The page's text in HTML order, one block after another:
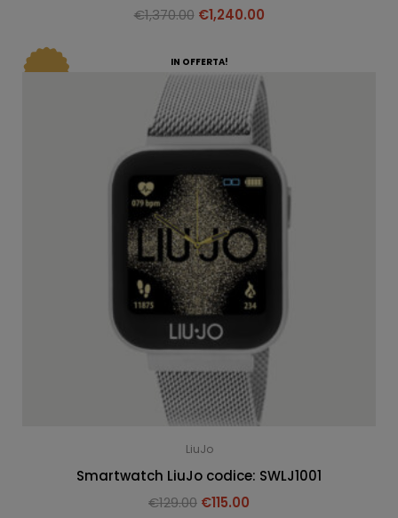
€1,370.00 €1,240.00
IN OFFERTA!
LiuJo
Smartwatch LiuJo codice: SWLJ1001
€129.00 €115.00